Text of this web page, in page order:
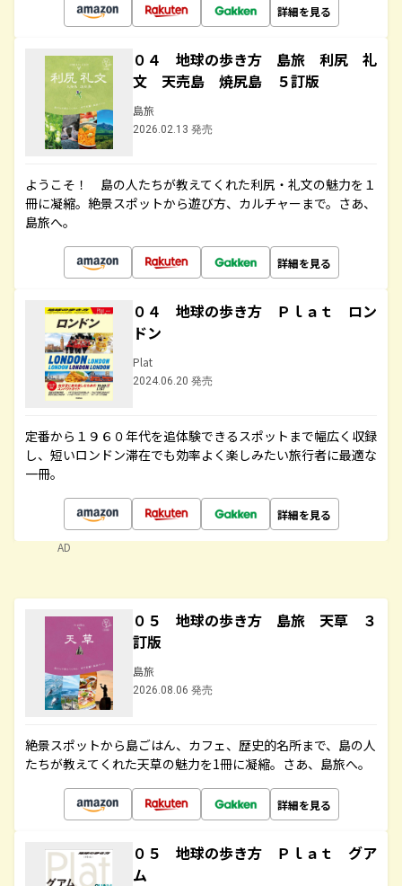
詳細を見る
０４ 地球の歩き方 島旅 利尻 礼
文 天売島 焼尻島 ５訂版
島旅
2026.02.13 発売
ようこそ！ 島の人たちが教えてくれた利尻・礼文の魅力を１
冊に凝縮。絶景スポットから遊び方、カルチャーまで。さあ、
島旅へ。
詳細を見る
０４ 地球の歩き方 Ｐｌａｔ ロン
ドン
Plat
2024.06.20 発売
定番から１９６０年代を追体験できるスポットまで幅広く収録
し、短いロンドン滞在でも効率よく楽しみたい旅行者に最適な
一冊。
詳細を見る
AD
０５ 地球の歩き方 島旅 天草 ３
訂版
島旅
2026.08.06 発売
絶景スポットから島ごはん、カフェ、歴史的名所まで、島の人
たちが教えてくれた天草の魅力を1冊に凝縮。さあ、島旅へ。
詳細を見る
０５ 地球の歩き方 Ｐｌａｔ グア
ム